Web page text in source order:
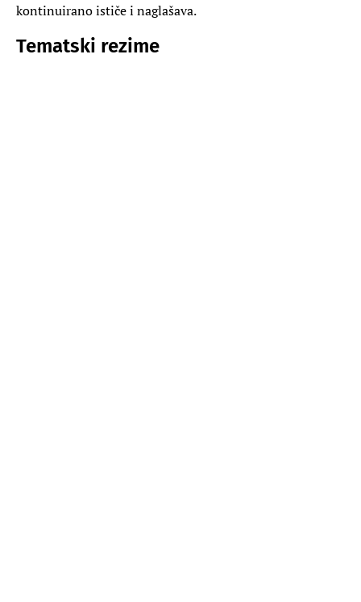
kontinuirano ističe i naglašava.
Tematski rezime